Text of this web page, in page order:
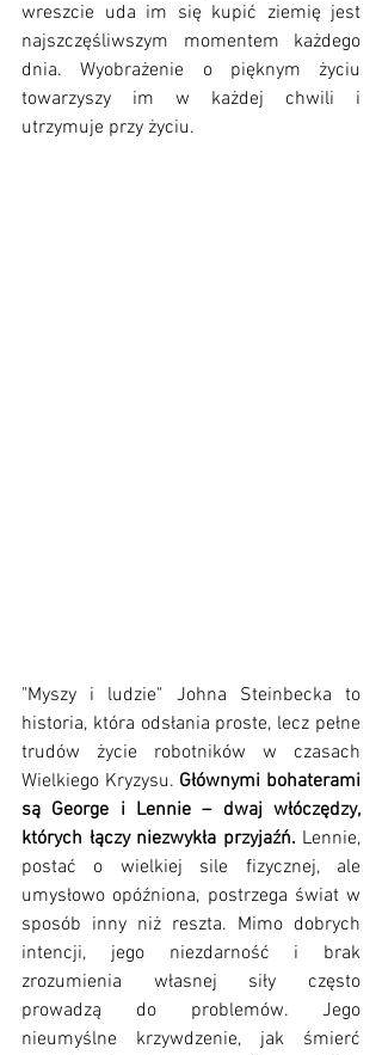
wreszcie uda im się kupić ziemię jest
najszczęśliwszym momentem każdego
dnia. Wyobrażenie o pięknym życiu
towarzyszy im w każdej chwili i
utrzymuje przy życiu.
"Myszy i ludzie" Johna Steinbecka to
historia, która odsłania proste, lecz pełne
trudów życie robotników w czasach
Wielkiego Kryzysu. Głównymi bohaterami
są George i Lennie – dwaj włóczędzy,
których łączy niezwykła przyjaźń. Lennie,
postać o wielkiej sile fizycznej, ale
umysłowo opóźniona, postrzega świat w
sposób inny niż reszta. Mimo dobrych
intencji, jego niezdarność i brak
zrozumienia własnej siły często
prowadzą do problemów. Jego
nieumyślne krzywdzenie, jak śmierć